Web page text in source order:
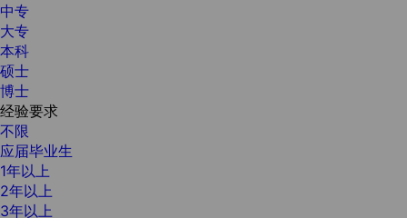
中专
大专
本科
硕士
博士
经验要求
不限
应届毕业生
1年以上
2年以上
3年以上